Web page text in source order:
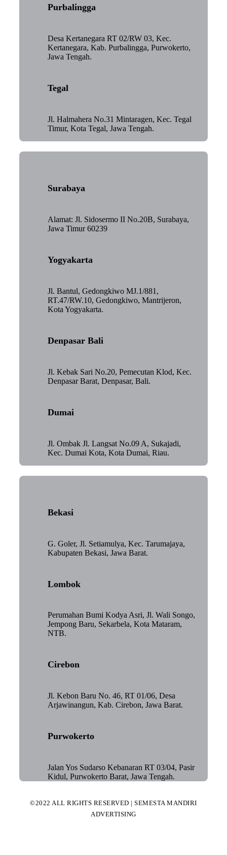
Purbalingga
Desa Kertanegara RT 02/RW 03, Kec.
Kertanegara, Kab. Purbalingga, Purwokerto,
Jawa Tengah.
Tegal
Jl. Halmahera No.31 Mintaragen, Kec. Tegal
Timur, Kota Tegal, Jawa Tengah.
Surabaya
Alamat: Jl. Sidosermo II No.20B, Surabaya,
Jawa Timur 60239
Yogyakarta
Jl. Bantul, Gedongkiwo MJ.1/881,
RT.47/RW.10, Gedongkiwo, Mantrijeron,
Kota Yogyakarta.
Denpasar Bali
Jl. Kebak Sari No.20, Pemecutan Klod, Kec.
Denpasar Barat, Denpasar, Bali.
Dumai
Jl. Ombak Jl. Langsat No.09 A, Sukajadi,
Kec. Dumai Kota, Kota Dumai, Riau.
Bekasi
G. Goler, Jl. Setiamulya, Kec. Tarumajaya,
Kabupaten Bekasi, Jawa Barat.
Lombok
Perumahan Bumi Kodya Asri, Jl. Wali Songo,
Jempong Baru, Sekarbela, Kota Mataram,
NTB.
Cirebon
Jl. Kebon Baru No. 46, RT 01/06, Desa
Arjawinangun, Kab. Cirebon, Jawa Barat.
Purwokerto
Jalan Yos Sudarso Kebanaran RT 03/04, Pasir
Kidul, Purwokerto Barat, Jawa Tengah.
©2022 ALL RIGHTS RESERVED | SEMESTA MANDIRI
ADVERTISING